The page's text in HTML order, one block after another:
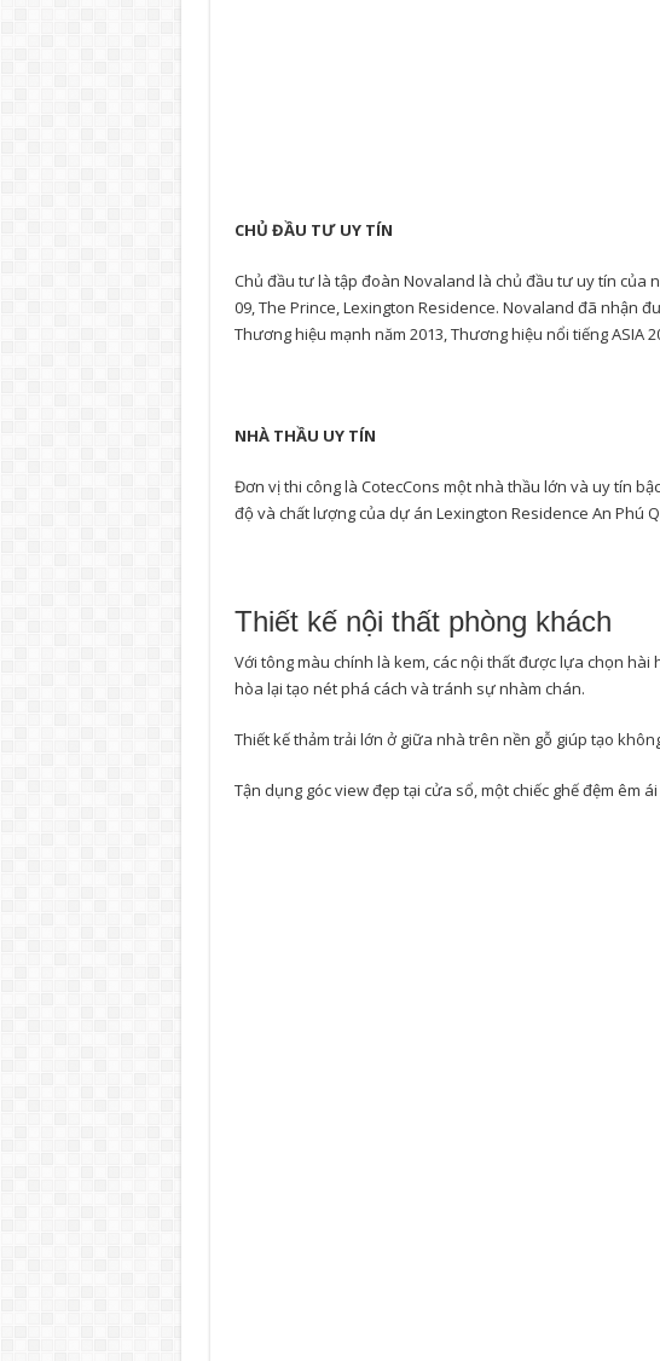
CHỦ ĐẦU TƯ UY TÍN
Chủ đầu tư là tập đoàn Novaland là chủ đầu tư uy tín của
09, The Prince, Lexington Residence. Novaland đã nhận
Thương hiệu mạnh năm 2013, Thương hiệu nổi tiếng ASIA
NHÀ THẦU UY TÍN
Đơn vị thi công là CotecCons một nhà thầu lớn và uy tín
độ và chất lượng của dự án Lexington Residence An Phú
Thiết kế nội thất phòng khách
Với tông màu chính là kem, các nội thất được lựa chọn
hòa lại tạo nét phá cách và tránh sự nhàm chán.
Thiết kế thảm trải lớn ở giữa nhà trên nền gỗ giúp tạo
Tận dụng góc view đẹp tại cửa sổ, một chiếc ghế đệm êm